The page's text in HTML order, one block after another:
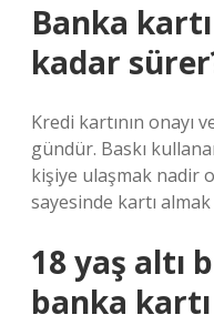
Banka
kadar
Kredi kartının onayı
gündür. Baskı
kişiye ulaşmak nadir
sayesinde kartı
18 yaş altı
banka kartı